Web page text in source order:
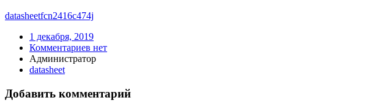
datasheetfcn2416c474j
1 декабря, 2019
Комментариев нет
Администратор
datasheet
Добавить комментарий